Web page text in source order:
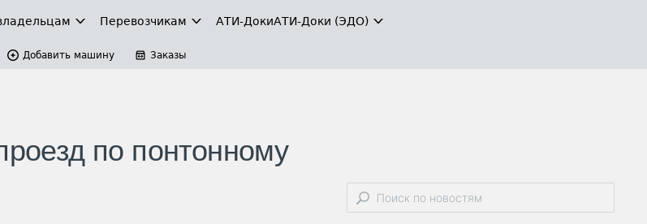
Перевозчикам АТИ-ДокиАТИ-Доки (ЭДО)
Добавить машину Заказы
по понтонному